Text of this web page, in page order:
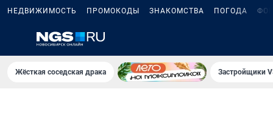
НЕДВИЖИМОСТЬ ПРОМОКОДЫ ЗНАКОМСТВА ПОГОДА
Жёсткая соседская драка Застройщики